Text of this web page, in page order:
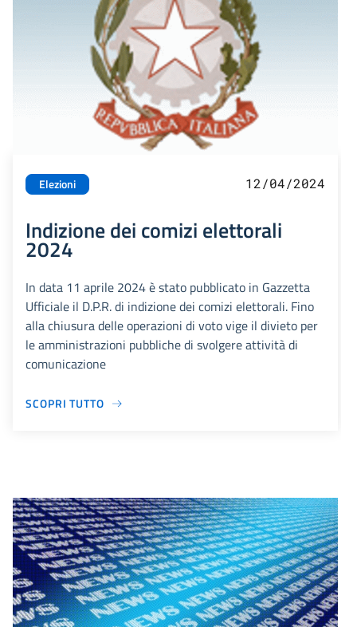
Elezioni 12/04/2024
Indizione dei comizi elettorali
2024
In data 11 aprile 2024 è stato pubblicato in Gazzetta
Ufficiale il D.P.R. di indizione dei comizi elettorali. Fino
alla chiusura delle operazioni di voto vige il divieto per
le amministrazioni pubbliche di svolgere attività di
comunicazione
SCOPRI TUTTO